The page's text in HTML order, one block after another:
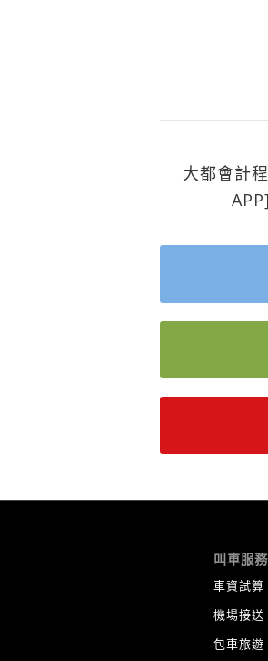
大都會計
叫車服務
車資試算
機場接送
包車旅遊